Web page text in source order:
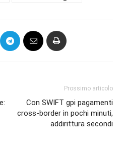
Prossimo articolo
Con SWIFT gpi pagamenti
cross-border in pochi minuti,
addirittura secondi